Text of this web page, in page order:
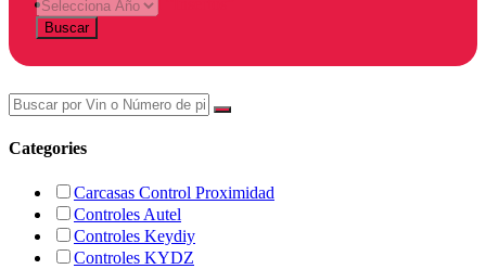
Buscar
Categories
Carcasas Control Proximidad
Controles Autel
Controles Keydiy
Controles KYDZ